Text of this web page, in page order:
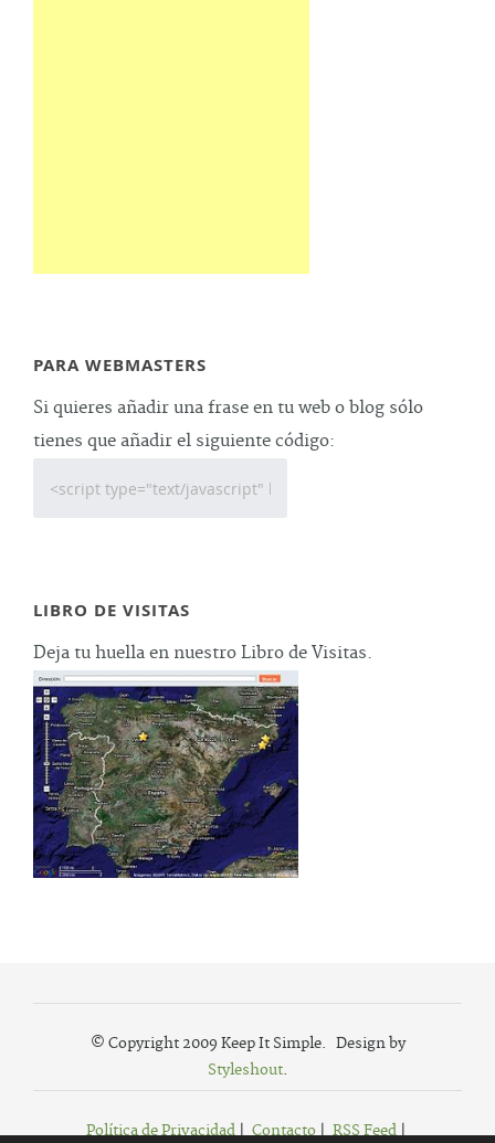
PARA WEBMASTERS
Si quieres añadir una frase en tu web o blog sólo
tienes que añadir el siguiente código:
LIBRO DE VISITAS
Deja tu huella en nuestro Libro de Visitas.
© Copyright 2009 Keep It Simple. Design by
Styleshout.
Política de Privacidad| Contacto| RSS Feed|